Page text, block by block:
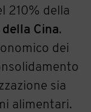
210% della
della Cina.
dei
sia
alimentari.